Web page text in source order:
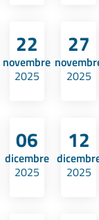
22
novembre
2025
27
2025
06
dicembre
2025
12
2025